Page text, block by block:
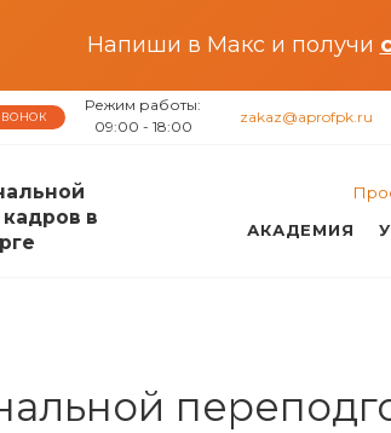
Напиши в Макс и получи
Режим работы:
09:00 - 18:00
zakaz@aprofpk.ru
в
АКАДЕМИЯ